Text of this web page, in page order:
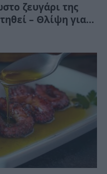
ζευγάρι της
– Θλίψη για